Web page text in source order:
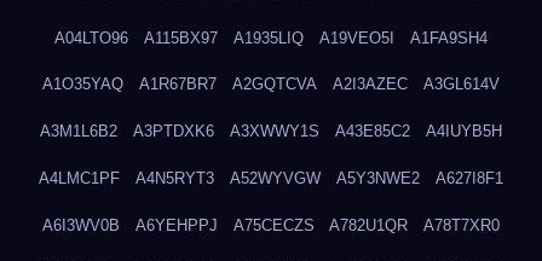
A04LTO96 A115BX97 A1935LIQ A19VEO5I A1FA9SH4
A1O35YAQ A1R67BR7 A2GQTCVA A2I3AZEC A3GL614V
A3M1L6B2 A3PTDXK6 A3XWWY1S A43E85C2 A4IUYB5H
A4LMC1PF A4N5RYT3 A52WYVGW A5Y3NWE2 A627I8F1
A6I3WV0B A6YEHPPJ A75CECZS A782U1QR A78T7XR0